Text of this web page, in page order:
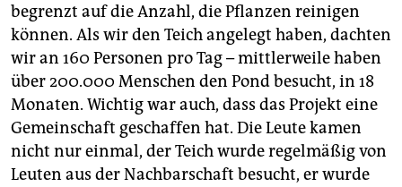
begrenzt auf die Anzahl, die Pflanzen reinigen
können. Als wir den Teich angelegt haben, dachten
wir an 160 Personen pro Tag – mittlerweile haben
über 200.000 Menschen den Pond besucht, in 18
Monaten. Wichtig war auch, dass das Projekt eine
Gemeinschaft geschaffen hat. Die Leute kamen
nicht nur einmal, der Teich wurde regelmäßig von
Leuten aus der Nachbarschaft besucht, er wurde